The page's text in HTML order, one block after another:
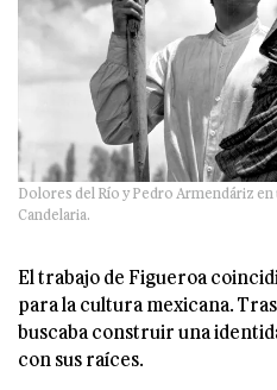
Dolores del Río y Pedro Armendáriz en
Candelaria.
El trabajo de Figueroa
para la cultura mexicana.
buscaba construir una
con sus raíces.